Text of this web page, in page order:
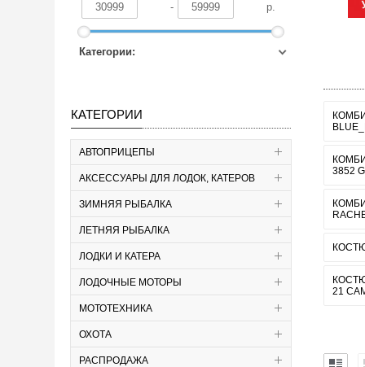
- р.
Категории:
КАТЕГОРИИ
АВТОПРИЦЕПЫ
АКСЕССУАРЫ ДЛЯ ЛОДОК, КАТЕРОВ
ЗИМНЯЯ РЫБАЛКА
ЛЕТНЯЯ РЫБАЛКА
ЛОДКИ И КАТЕРА
ЛОДОЧНЫЕ МОТОРЫ
МОТОТЕХНИКА
ОХОТА
РАСПРОДАЖА
3852
21